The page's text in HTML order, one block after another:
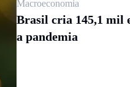
Macroeconomia
Brasil cria 145,1 mil
a pandemia